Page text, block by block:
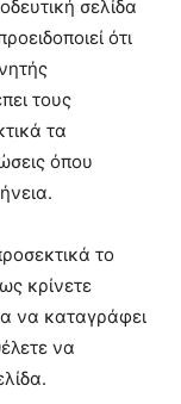
σελίδα
ότι
τους
τα
όπου
το
κρίνετε
να καταγράφει
να